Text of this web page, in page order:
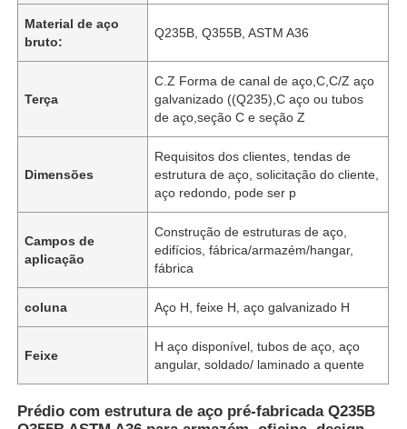
Material de aço
bruto:
Q235B, Q355B, ASTM A36
Terça
C.Z Forma de canal de aço,C,C/Z aço
galvanizado ((Q235),C aço ou tubos
de aço,seção C e seção Z
Dimensões
Requisitos dos clientes, tendas de
estrutura de aço, solicitação do cliente,
aço redondo, pode ser p
Campos de
aplicação
Construção de estruturas de aço,
edifícios, fábrica/armazém/hangar,
fábrica
coluna Aço H, feixe H, aço galvanizado H
Feixe
H aço disponível, tubos de aço, aço
angular, soldado/ laminado a quente
Prédio com estrutura de aço pré-fabricada Q235B